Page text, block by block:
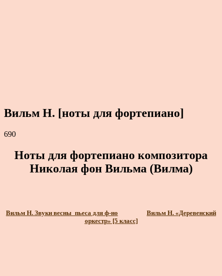
Вильм Н. [ноты для фортепиано]
690
Ноты для фортепиано композитора
Николая фон Вильма (Вилма)
Вильм Н. Звуки весны_пьеса для ф-но
Вильм Н. «Деревенский
оркестр» [5 класс]